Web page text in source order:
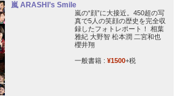
嵐 ARASHI’s Smile
嵐の“顔”に大接近。450超の写
真で5人の笑顔の歴史を完全収
録したフォトレポート！ 相葉
雅紀 大野智 松本潤 二宮和也
櫻井翔
一般書籍 : ¥1500+税